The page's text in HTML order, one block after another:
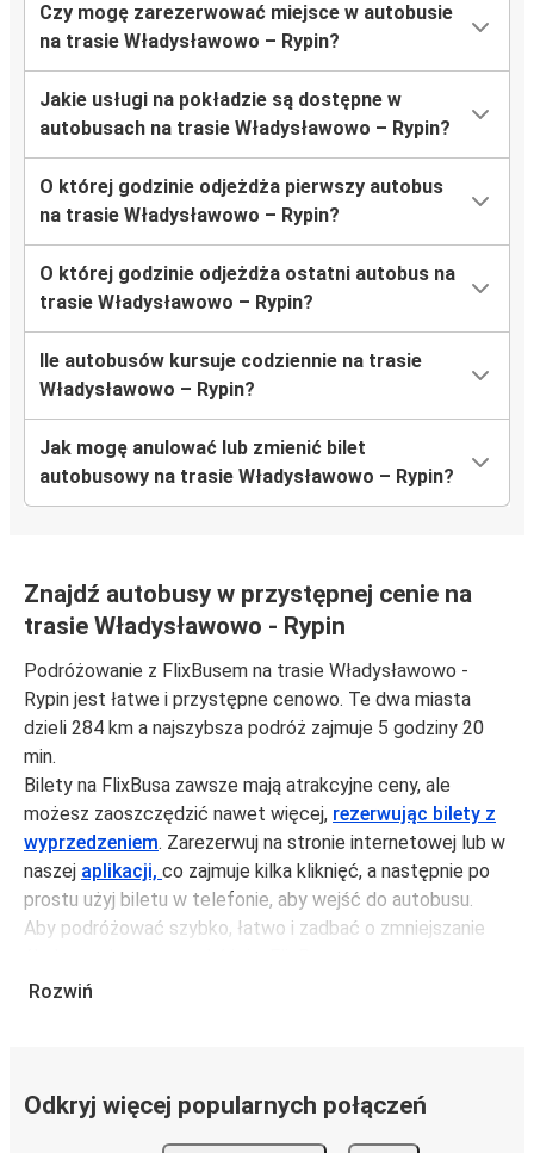
Czy mogę zarezerwować miejsce w autobusie
na trasie Władysławowo – Rypin?
Jakie usługi na pokładzie są dostępne w
autobusach na trasie Władysławowo – Rypin?
O której godzinie odjeżdża pierwszy autobus
na trasie Władysławowo – Rypin?
O której godzinie odjeżdża ostatni autobus na
trasie Władysławowo – Rypin?
Ile autobusów kursuje codziennie na trasie
Władysławowo – Rypin?
Jak mogę anulować lub zmienić bilet
autobusowy na trasie Władysławowo – Rypin?
Znajdź autobusy w przystępnej cenie na
trasie Władysławowo - Rypin
Podróżowanie z FlixBusem na trasie Władysławowo -
Rypin jest łatwe i przystępne cenowo. Te dwa miasta
dzieli 284 km a najszybsza podróż zajmuje 5 godziny 20
min.
Bilety na FlixBusa zawsze mają atrakcyjne ceny, ale
możesz zaoszczędzić nawet więcej, rezerwując bilety z
wyprzedzeniem. Zarezerwuj na stronie internetowej lub w
naszej aplikacji, co zajmuje kilka kliknięć, a następnie po
prostu użyj biletu w telefonie, aby wejść do autobusu.
Aby podróżować szybko, łatwo i zadbać o zmniejszanie
Podróż z: Władysławowo
Władysławowo jest węzłem komunikacyjnym z
Rozwiń
Odkryj więcej popularnych połączeń